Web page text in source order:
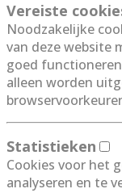
Vereiste
Noodzakelijke
van deze website
goed
alleen worden
Statistieken
Cookies voor het
analyseren en te